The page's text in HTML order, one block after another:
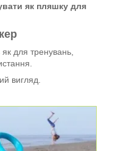
як пляшку для
як для тренувань,
вигляд.